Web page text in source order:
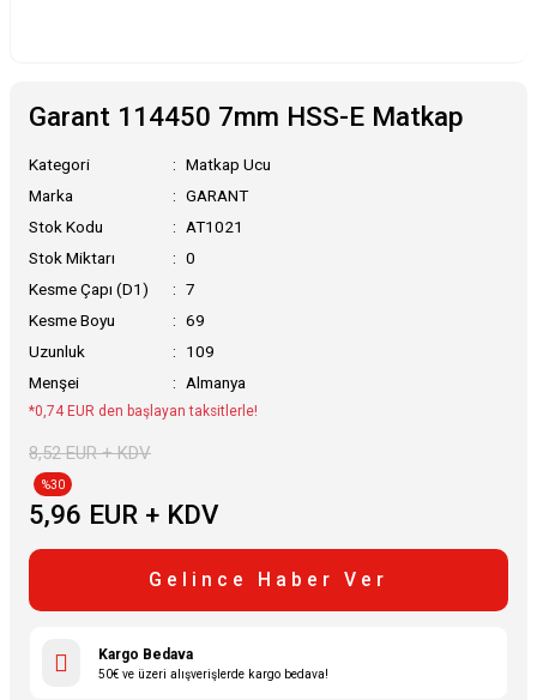
Garant 114450 7mm HSS-E Matkap
Kategori
Matkap Ucu
Marka
GARANT
Stok Kodu
AT1021
Stok Miktarı
0
Kesme Çapı (D1)
7
Kesme Boyu
69
Uzunluk
109
Menşei
Almanya
*0,74 EUR den başlayan taksitlerle!
8,52 EUR + KDV
%30
5,96 EUR + KDV
Gelince Haber Ver
Kargo Bedava
50€ ve üzeri alışverişlerde kargo bedava!